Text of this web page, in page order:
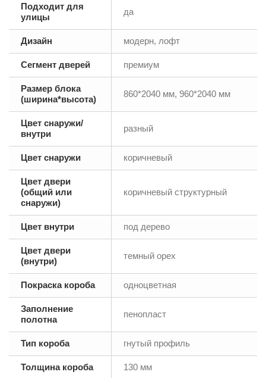
Подходит для
улицы
да
Дизайн модерн, лофт
Сегмент дверей премиум
Размер блока
(ширина*высота)
860*2040 мм, 960*2040 мм
Цвет снаружи/
внутри
разный
Цвет снаружи коричневый
Цвет двери
(общий или
снаружи)
коричневый структурный
Цвет внутри под дерево
Цвет двери
(внутри)
темный орех
Покраска короба одноцветная
Заполнение
полотна
пенопласт
Тип короба гнутый профиль
Толщина короба 130 мм